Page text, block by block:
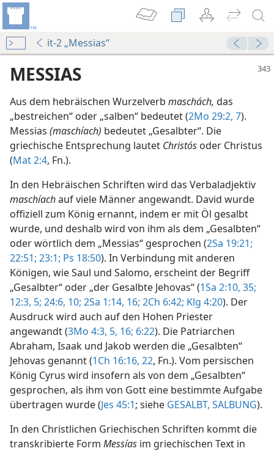
it-2 „Messias“
MESSIAS
Aus dem hebräischen Wurzelverb maschách, das
„bestreichen“ oder „salben“ bedeutet (2Mo 29:2, 7).
Messias (maschíach) bedeutet „Gesalbter“. Die
griechische Entsprechung lautet Christós oder Christus
(Mat 2:4, Fn.).
In den Hebräischen Schriften wird das Verbaladjektiv
maschíachauf viele Männer angewandt. David wurde
offiziell zum König ernannt, indem er mit Öl gesalbt
wurde, und deshalb wird von ihm als dem „Gesalbten“
oder wörtlich dem „Messias“ gesprochen (2Sa 19:21;
22:51; 23:1; Ps 18:50). In Verbindung mit anderen
Königen, wie Saul und Salomo, erscheint der Begriff
„Gesalbter“ oder „der Gesalbte Jehovas“ (1Sa 2:10, 35;
12:3, 5; 24:6, 10; 2Sa 1:14, 16; 2Ch 6:42; Klg 4:20). Der
Ausdruck wird auch auf den Hohen Priester
angewandt (3Mo 4:3, 5, 16; 6:22). Die Patriarchen
Abraham, Isaak und Jakob werden die „Gesalbten“
Jehovas genannt (1Ch 16:16, 22, Fn.). Vom persischen
König Cyrus wird insofern als von dem „Gesalbten“
gesprochen, als ihm von Gott eine bestimmte Aufgabe
übertragen wurde (Jes 45:1; siehe GESALBT, SALBUNG).
In den Christlichen Griechischen Schriften kommt die
transkribierte Form Messías im griechischen Text in